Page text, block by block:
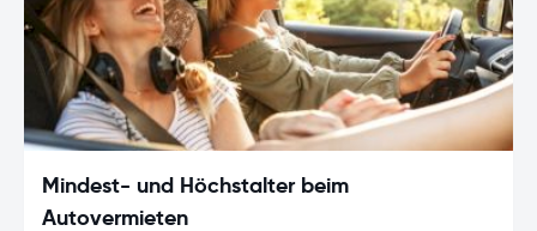
Mindest- und Höchstalter beim
Autovermieten